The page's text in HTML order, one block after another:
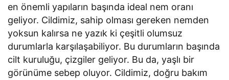
en önemli yapıların başında ideal nem oranı
geliyor. Cildimiz, sahip olması gereken nemden
yoksun kalırsa ne yazık ki çeşitli olumsuz
durumlarla karşılaşabiliyor. Bu durumların başında
cilt kuruluğu, çizgiler geliyor. Bu da, yaşlı bir
görünüme sebep oluyor. Cildimiz, doğru bakım